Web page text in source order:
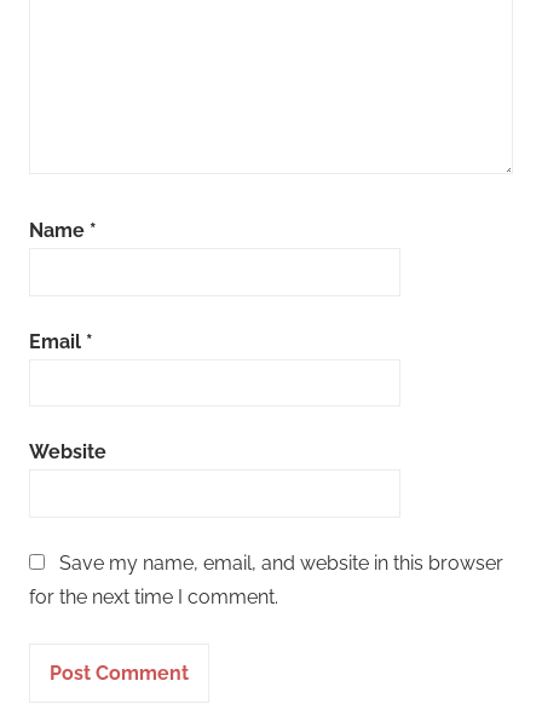
Name *
Email *
Website
Save my name, email, and website in this browser
for the next time I comment.